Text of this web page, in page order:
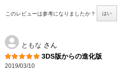
このレビューは参考になりましたか？ はい
ともな さん
3DS版からの進化版
2019/03/10